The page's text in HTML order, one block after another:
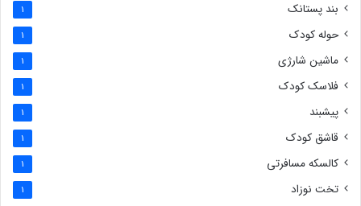
بند پستانک 1
حوله کودک 1
ماشین شارژی 1
فلاسک کودک 1
پیشبند 1
قاشق کودک 1
کالسکه مسافرتی 1
تخت نوزاد 1